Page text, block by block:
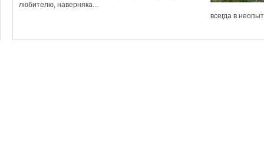
любителю, наверняка...
всегда в